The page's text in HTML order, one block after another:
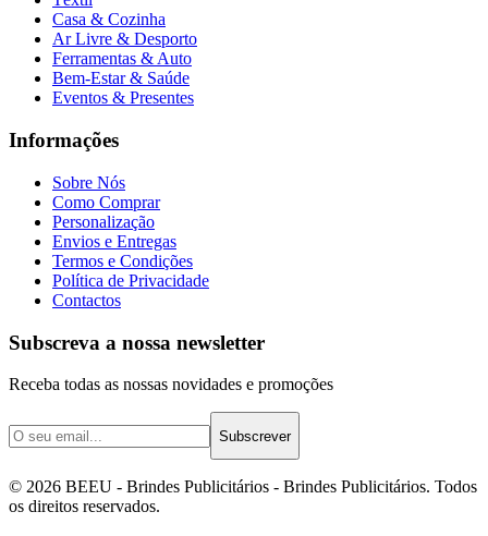
Casa & Cozinha
Ar Livre & Desporto
Ferramentas & Auto
Bem-Estar & Saúde
Eventos & Presentes
Informações
Sobre Nós
Como Comprar
Personalização
Envios e Entregas
Termos e Condições
Política de Privacidade
Contactos
Subscreva a nossa newsletter
Receba todas as nossas novidades e promoções
Subscrever
© 2026 BEEU - Brindes Publicitários - Brindes Publicitários. Todos
os direitos reservados.